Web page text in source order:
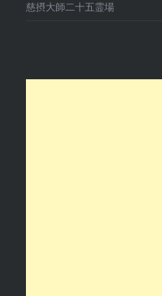
慈摂大師二十五霊場